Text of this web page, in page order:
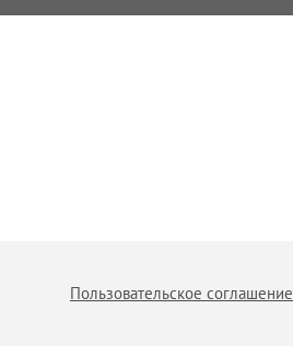
Пользовательское соглашение